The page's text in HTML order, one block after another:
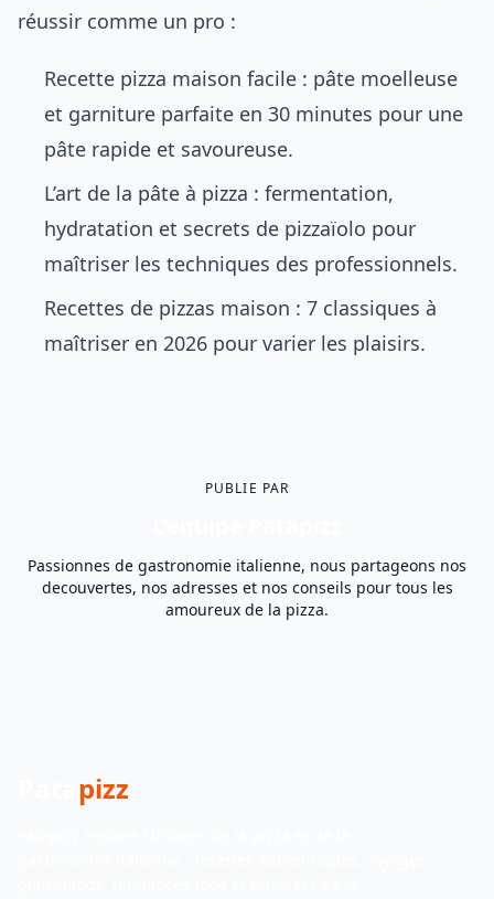
réussir comme un pro :
Recette pizza maison facile : pâte moelleuse
et garniture parfaite en 30 minutes pour une
pâte rapide et savoureuse.
L’art de la pâte à pizza : fermentation,
hydratation et secrets de pizzaïolo pour
maîtriser les techniques des professionnels.
Recettes de pizzas maison : 7 classiques à
maîtriser en 2026 pour varier les plaisirs.
PUBLIE PAR
Passionnes de gastronomie italienne, nous partageons nos
decouvertes, nos adresses et nos conseils pour tous les
amoureux de la pizza.
pizz